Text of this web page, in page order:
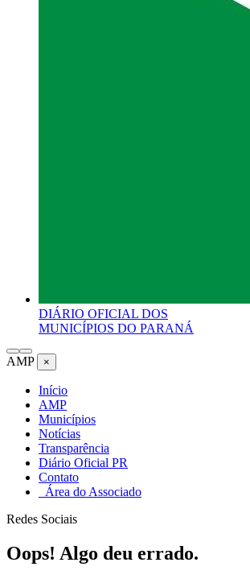
DIÁRIO OFICIAL DOS
MUNICÍPIOS DO PARANÁ
AMP ×
Início
AMP
Municípios
Notícias
Transparência
Diário Oficial PR
Contato
Área do Associado
Redes Sociais
Oops! Algo deu errado.